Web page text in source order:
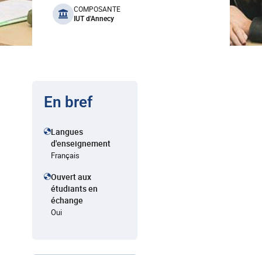
benefits
COMPOSANTE
IUT d'Annecy
En bref
Langues
d'enseignement
Français
Ouvert aux
étudiants en
échange
Oui